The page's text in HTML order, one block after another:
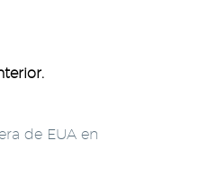
de EUA en